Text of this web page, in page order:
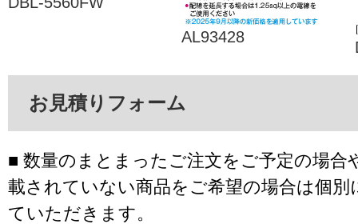
AL93428
お見積りフォーム
■ 数量のまとまったご注文をご予定の場合
載されていない商品をご希望の場合は個別
ていただきます。